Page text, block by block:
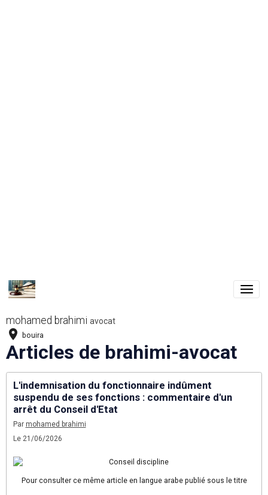
mohamed brahimi avocat
bouira
Articles de brahimi-avocat
L'indemnisation du fonctionnaire indûment
suspendu de ses fonctions : commentaire d'un
arrêt du Conseil d'Etat
Par mohamed brahimi
Le 21/06/2026
Pour consulter ce même article en langue arabe publié sous le titre